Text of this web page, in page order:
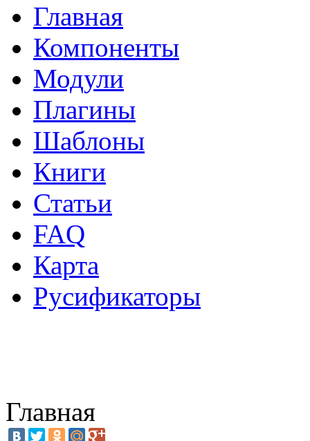
Главная
Компоненты
Модули
Плагины
Шаблоны
Книги
Статьи
FAQ
Карта
Русификаторы
Главная